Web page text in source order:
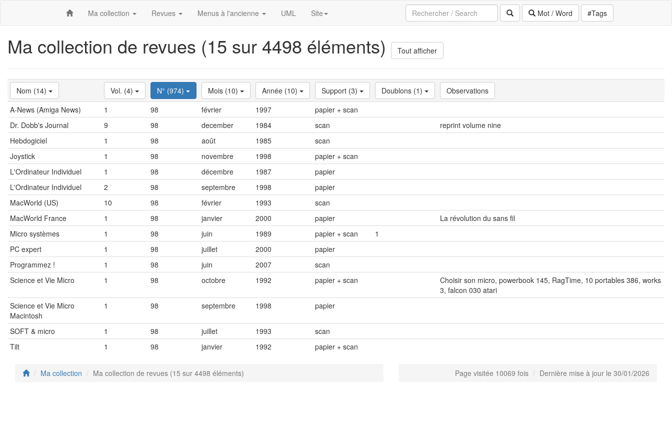
Ma collection Revues Menus à l'ancienne UML Site Mot / Word #Tags
Ma collection de revues (15 sur 4498 éléments) Tout afficher
Nom (14) Vol. (4) N° (974) Mois (10) Année (10) Support (3) Doublons (1)
Observations
A-News (Amiga News)
1 98 février 1997
papier + scan
Dr. Dobb's Journal
9 98 december 1984 scan
reprint volume nine
Hebdogiciel
1 98 août 1985
scan
Joystick
1 98 novembre 1998
papier + scan
L'Ordinateur Individuel
1 98 décembre 1987
papier
L'Ordinateur Individuel
2 98 septembre 1998
papier
MacWorld (US)
10 98 février 1993
scan
MacWorld France
1 98 janvier 2000 papier
La révolution du sans fil
Micro systèmes
1 98 juin 1989 papier + scan
1
PC expert
1 98 juillet 2000
papier
Programmez !
1 98 juin 2007
scan
Science et Vie Micro
1 98 octobre 1992 papier + scan
Choisir son micro, powerbook 145, RagTime, 10 portables 386, works
3, falcon 030 atari
Science et Vie Micro
Macintosh
1 98 septembre 1998 papier
SOFT & micro 1 98 juillet 1993
scan
Tilt
1 98 janvier 1992 papier + scan
Ma collection Ma collection de revues (15 sur 4498 éléments) Page visitée 10069 fois Dernière mise à jour le 30/01/2026